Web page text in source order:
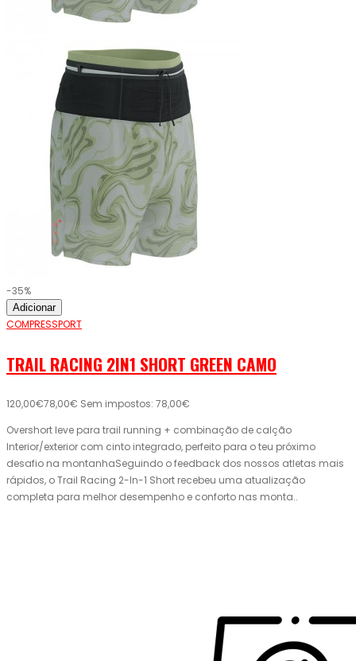
-35%
Adicionar
COMPRESSPORT
TRAIL RACING 2IN1 SHORT GREEN CAMO
120,00€78,00€ Sem impostos: 78,00€
Overshort leve para trail running + combinação de calção
Interior/exterior com cinto integrado, perfeito para o teu próximo
desafio na montanhaSeguindo o feedback dos nossos atletas mais
rápidos, o Trail Racing 2-In-1 Short recebeu uma atualização
completa para melhor desempenho e conforto nas monta..